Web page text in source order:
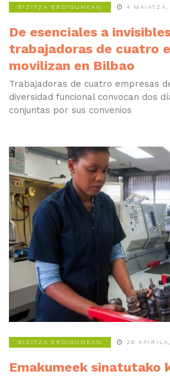
BIZITZA ERDIGUNEAN 4
De esenciales a
trabajadoras de cuatro
movilizan en Bilbao
Trabajadoras de cuatro empresas
diversidad funcional convocan dos
conjuntas por sus convenios
BIZITZA ERDIGUNEAN 28
Emakumeek sinatutako